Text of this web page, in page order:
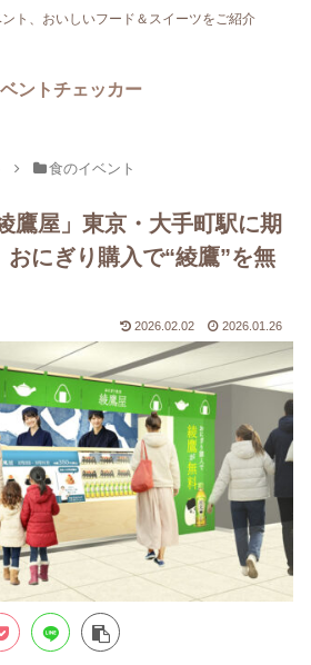
ト、おいしいフード＆スイーツをご紹介
ントチェッカー
食のイベント
鷹屋」東京・大手町駅に期
おにぎり購入で“綾鷹”を無
2026.02.02 2026.01.26